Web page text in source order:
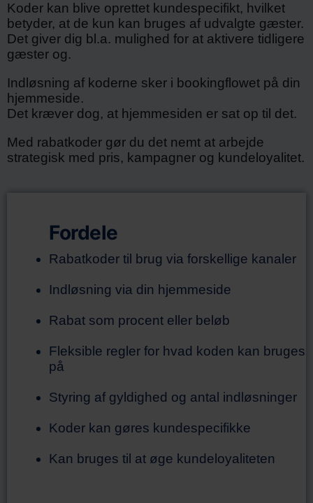
Koder kan blive oprettet kundespecifikt, hvilket
betyder, at de kun kan bruges af udvalgte gæster.
Det giver dig bl.a. mulighed for at aktivere tidligere
gæster og.
Indløsning af koderne sker i bookingflowet på din
hjemmeside.
Det kræver dog, at hjemmesiden er sat op til det.
Med rabatkoder gør du det nemt at arbejde
strategisk med pris, kampagner og kundeloyalitet.
Fordele
Rabatkoder til brug via forskellige kanaler
Indløsning via din hjemmeside
Rabat som procent eller beløb
Fleksible regler for hvad koden kan bruges
på
Styring af gyldighed og antal indløsninger
Koder kan gøres kundespecifikke
Kan bruges til at øge kundeloyaliteten